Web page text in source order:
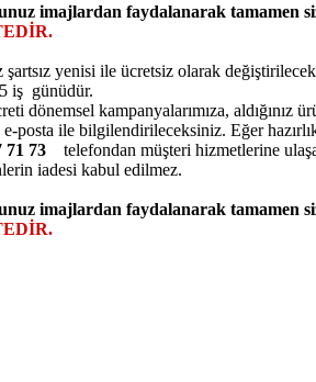
imajlardan faydalanarak tamamen
yenisi ile ücretsiz olarak
iş günüdür.
dönemsel kampanyalarımıza,
posta ile bilgilendirileceksiniz. Eğer
71 73
telefondan müşteri hizmetlerine
iadesi kabul edilmez.
imajlardan faydalanarak tamamen